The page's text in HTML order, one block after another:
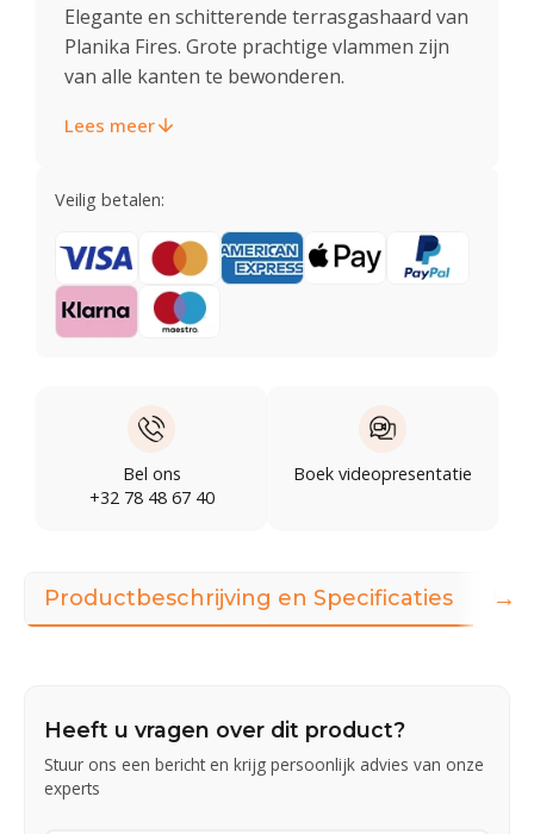
Elegante en schitterende terrasgashaard van
Planika Fires. Grote prachtige vlammen zijn
van alle kanten te bewonderen.
Lees meer
Veilig betalen:
Bel ons
+32 78 48 67 40
Boek videopresentatie
Productbeschrijving en Specificaties
Heeft u vragen over dit product?
Stuur ons een bericht en krijg persoonlijk advies van onze
experts
→